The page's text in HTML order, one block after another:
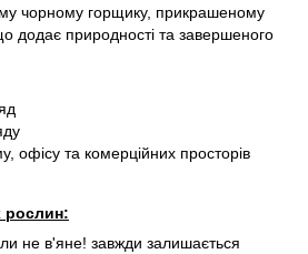
чорному горщику, прикрашеному
додає природності та завершеного
та комерційних просторів
рослин:
не в'яне! завжди залишається